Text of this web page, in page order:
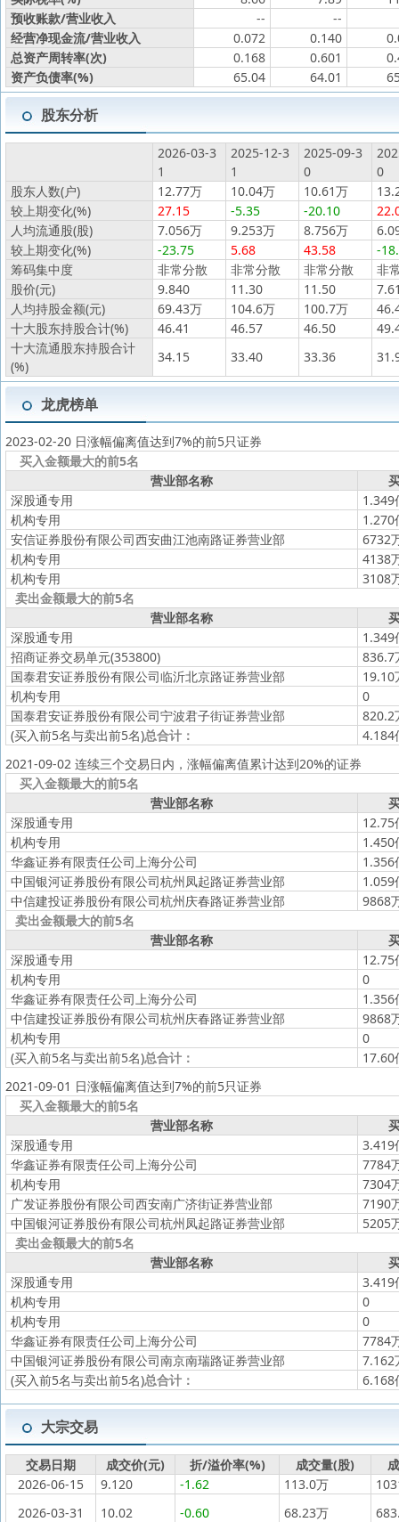
预收账款/营业收入
--
--
经营净现金流/营业收入
0.072 0.140
总资产周转率(次)
0.168 0.601
资产负债率(%)
65.04 64.01
股东分析
2026-03-3
1
2025-12-3
1
2025-09-3
0
0
股东人数(户)
12.77万 10.04万 10.61万
较上期变化(%)
27.15 -5.35 -20.10
人均流通股(股)
7.056万 9.253万 8.756万
较上期变化(%)
-23.75 5.68 43.58
-
筹码集中度
非常分散 非常分散 非常分散
非
股价(元)
9.840 11.30 11.50
人均持股金额(元)
69.43万 104.6万 100.7万
十大股东持股合计(%)
46.41 46.57 46.50
十大流通股东持股合计
(%)
34.15 33.40 33.36
龙虎榜单
2023-02-20 日涨幅偏离值达到7%的前5只证券
买入金额最大的前5名
营业部名称
深股通专用
1.349
机构专用
1.270
安信证券股份有限公司西安曲江池南路证券营业部
6732
机构专用
4138
机构专用
3108
卖出金额最大的前5名
营业部名称
深股通专用
1.349
招商证券交易单元(353800)
836.7
国泰君安证券股份有限公司临沂北京路证券营业部
19.10
机构专用
0
国泰君安证券股份有限公司宁波君子街证券营业部
820.2
(买入前5名与卖出前5名)总合计：
4.184
2021-09-02 连续三个交易日内，涨幅偏离值累计达到20%的证券
买入金额最大的前5名
营业部名称
深股通专用
12.75
机构专用
1.450
华鑫证券有限责任公司上海分公司
1.356
中国银河证券股份有限公司杭州凤起路证券营业部
1.059
中信建投证券股份有限公司杭州庆春路证券营业部
9868
卖出金额最大的前5名
营业部名称
深股通专用
12.75
机构专用
0
华鑫证券有限责任公司上海分公司
1.356
中信建投证券股份有限公司杭州庆春路证券营业部
9868
机构专用
0
(买入前5名与卖出前5名)总合计：
17.60
2021-09-01 日涨幅偏离值达到7%的前5只证券
买入金额最大的前5名
营业部名称
深股通专用
3.419
华鑫证券有限责任公司上海分公司
7784
机构专用
7304
广发证券股份有限公司西安南广济街证券营业部
7190
中国银河证券股份有限公司杭州凤起路证券营业部
5205
卖出金额最大的前5名
营业部名称
深股通专用
3.419
机构专用
0
机构专用
0
华鑫证券有限责任公司上海分公司
7784
中国银河证券股份有限公司南京南瑞路证券营业部
7.162
(买入前5名与卖出前5名)总合计： 6.168
大宗交易
交易日期 成交价(元) 折/溢价率(%) 成交量(股)
2026-06-15
9.120 -1.62 113.0万
2026-03-31
10.02 -0.60 68.23万